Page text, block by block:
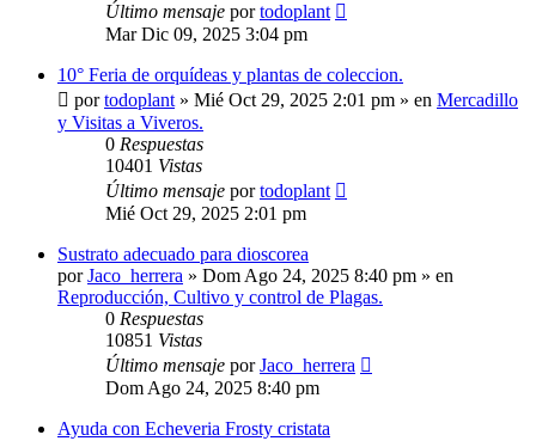
Último mensaje portodoplant
Mar Dic 09, 2025 3:04 pm
10° Feria de orquídeas y plantas de coleccion.
portodoplant » Mié Oct 29, 2025 2:01 pm » en Mercadillo
y Visitas a Viveros.
0 Respuestas
10401 Vistas
Último mensaje portodoplant
Mié Oct 29, 2025 2:01 pm
Sustrato adecuado para dioscorea
porJaco_herrera » Dom Ago 24, 2025 8:40 pm » en
Reproducción, Cultivo y control de Plagas.
0 Respuestas
10851 Vistas
Último mensaje porJaco_herrera
Dom Ago 24, 2025 8:40 pm
Ayuda con Echeveria Frosty cristata